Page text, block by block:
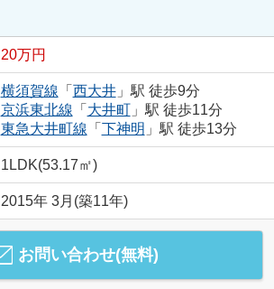
20万円
横須賀線 「 西大井」駅 徒歩9分
京浜東北線 「 大井町」駅 徒歩11分
東急大井町線 「 下神明 」駅 徒歩13分
1LDK(53.17㎡)
2015年 3月(築11年)
お問い合わせ(無料)